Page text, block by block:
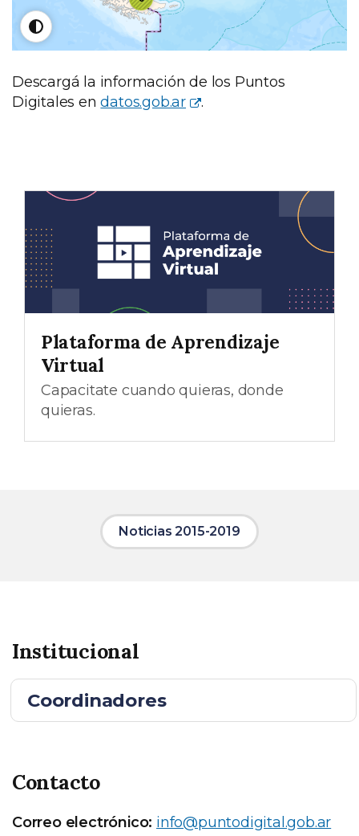
Descargá la información de los Puntos
Digitales endatos.gob.ar .
Plataforma de Aprendizaje
Virtual
Capacitate cuando quieras, donde
quieras.
Noticias 2015-2019
Institucional
Coordinadores
Contacto
Correo electrónico: info@puntodigital.gob.ar